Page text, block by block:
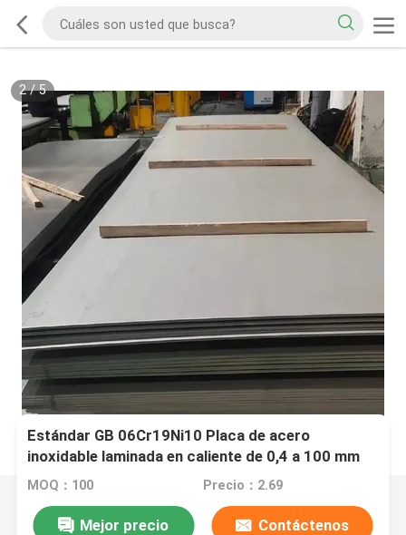
2/5
Estándar GB 06Cr19Ni10 Placa de acero
inoxidable laminada en caliente de 0,4 a 100 mm
de espesor y superficie pulida
MOQ：100 Precio：2.69
Mejor precio Contáctenos